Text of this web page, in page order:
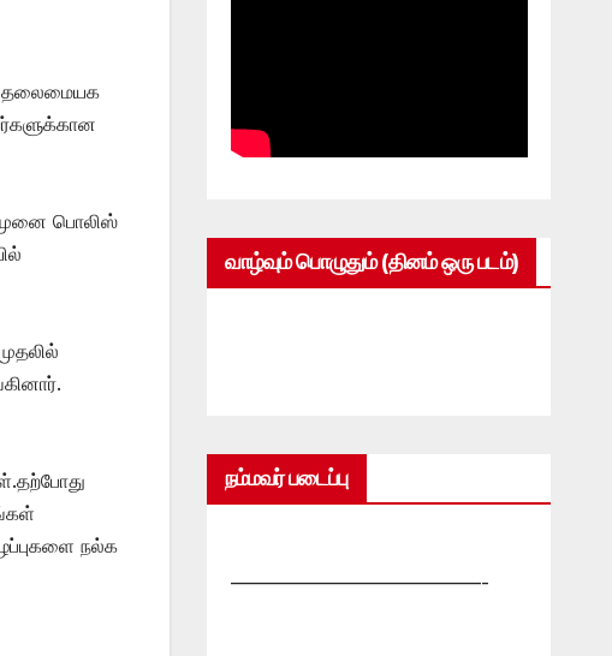
தலைமையக
பொலிஸ்
நல்க
வாழ்வும் பொழுதும் (தினம் ஒரு படம்)
நம்மவர் படைப்பு
—————————————-